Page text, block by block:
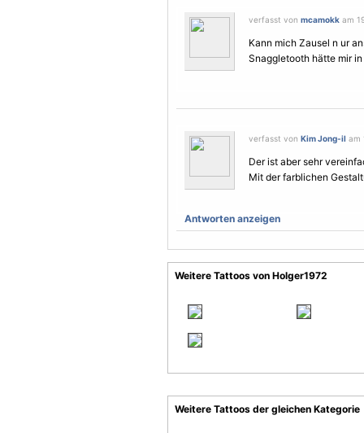
verfasst von mcamokk am
Kann mich Zausel n ur
Snaggletooth hätte mir
verfasst von Kim Jong-il am
Der ist aber sehr
Mit der farblichen
Antworten anzeigen
Weitere Tattoos von Holger1972
Weitere Tattoos der gleichen Kategorie